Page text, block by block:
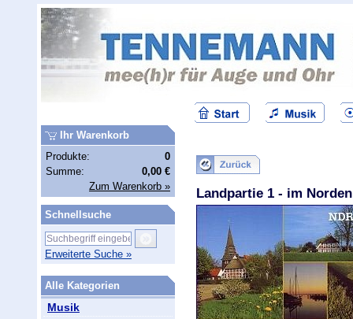
Ihr Warenkorb
Produkte:
0
Summe:
0,00 €
Zum Warenkorb »
Schnellsuche
Erweiterte Suche »
Alle Kategorien
Musik
Landpartie 1 - im